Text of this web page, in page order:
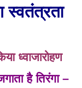
स्वतंत्रता
ध्वाजारोहण
है तिरंगा–